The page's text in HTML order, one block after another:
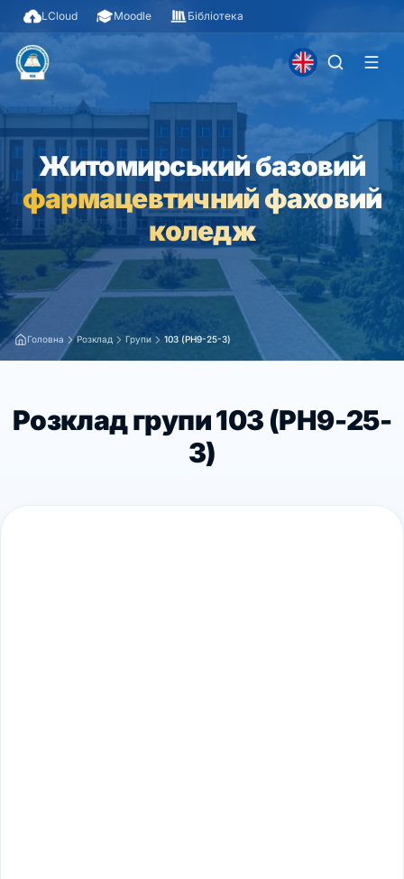
LCloud Moodle Бібліотека
Житомирський базовий
фармацевтичний фаховий
коледж
Головна Розклад Групи 103 (PH9-25-3)
Розклад групи 103 (PH9-25-
3)